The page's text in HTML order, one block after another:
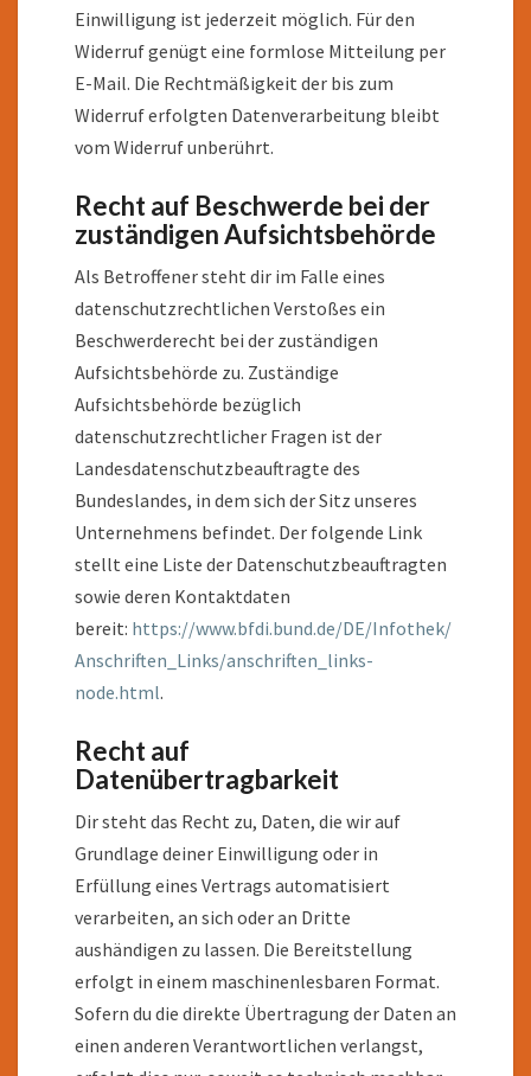
Einwilligung ist jederzeit möglich. Für den
Widerruf genügt eine formlose Mitteilung per
E-Mail. Die Rechtmäßigkeit der bis zum
Widerruf erfolgten Datenverarbeitung bleibt
vom Widerruf unberührt.
Recht auf Beschwerde bei der
zuständigen Aufsichtsbehörde
Als Betroffener steht dir im Falle eines
datenschutzrechtlichen Verstoßes ein
Beschwerderecht bei der zuständigen
Aufsichtsbehörde zu. Zuständige
Aufsichtsbehörde bezüglich
datenschutzrechtlicher Fragen ist der
Landesdatenschutzbeauftragte des
Bundeslandes, in dem sich der Sitz unseres
Unternehmens befindet. Der folgende Link
stellt eine Liste der Datenschutzbeauftragten
sowie deren Kontaktdaten
bereit: https://www.bfdi.bund.de/DE/Infothek/
Anschriften_Links/anschriften_links-
node.html.
Recht auf
Datenübertragbarkeit
Dir steht das Recht zu, Daten, die wir auf
Grundlage deiner Einwilligung oder in
Erfüllung eines Vertrags automatisiert
verarbeiten, an sich oder an Dritte
aushändigen zu lassen. Die Bereitstellung
erfolgt in einem maschinenlesbaren Format.
Sofern du die direkte Übertragung der Daten an
einen anderen Verantwortlichen verlangst,